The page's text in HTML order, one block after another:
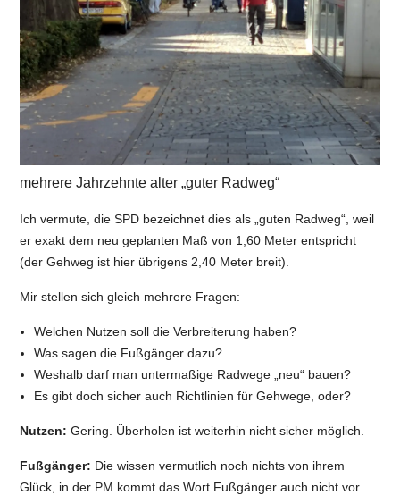
mehrere Jahrzehnte alter „guter Radweg“
Ich vermute, die SPD bezeichnet dies als „guten Radweg“, weil
er exakt dem neu geplanten Maß von 1,60 Meter entspricht
(der Gehweg ist hier übrigens 2,40 Meter breit).
Mir stellen sich gleich mehrere Fragen:
Welchen Nutzen soll die Verbreiterung haben?
Was sagen die Fußgänger dazu?
Weshalb darf man untermaßige Radwege „neu“ bauen?
Es gibt doch sicher auch Richtlinien für Gehwege, oder?
Nutzen: Gering. Überholen ist weiterhin nicht sicher möglich.
Fußgänger: Die wissen vermutlich noch nichts von ihrem
Glück, in der PM kommt das Wort Fußgänger auch nicht vor.